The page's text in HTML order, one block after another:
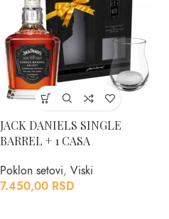
JACK DANIELS SINGLE
BARREL + 1 CASA
Poklon setovi, Viski
7.450,00 RSD